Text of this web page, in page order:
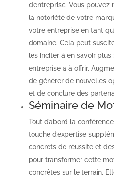
d’entreprise. Vous
la notoriété de votre
votre entreprise en tant
domaine. Cela peut
les inciter à en savoir plus
entreprise a à offrir.
de générer de nouvelles
et de conclure des
Séminaire de
Tout d’abord la
touche d’expertise
concrets de réussite et
pour transformer cette
concrètes sur le terrain.